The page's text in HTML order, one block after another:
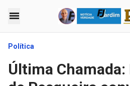
menu
Política
Última